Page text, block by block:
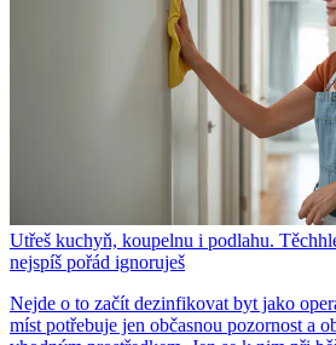
Utřeš kuchyň, koupelnu i podlahu.
nejspíš pořád ignoruješ
Nejde o to začít dezinfikovat byt jako
míst potřebuje jen občasnou pozornost a